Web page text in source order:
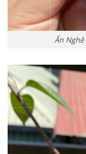
Ấn Nghê